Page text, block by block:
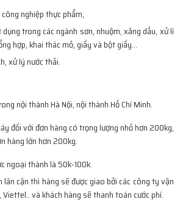
nghiệp thực phẩm,
trong các ngành sơn, nhuộm, xăng dầu, xử lí
hợp, khai thác mỏ, giấy và bột giấy…
xử lý nước thải.
nội thành Hà Nội, nội thành Hồ Chí Minh.
đối với đơn hàng có trọng lượng nhỏ hơn 200kg,
hàng lớn hơn 200kg.
ngoại thành là 50k-100k.
cận thì hàng sẽ được giao bởi các công ty vận
Viettel.. và khách hàng sẽ thanh toán cước phí.